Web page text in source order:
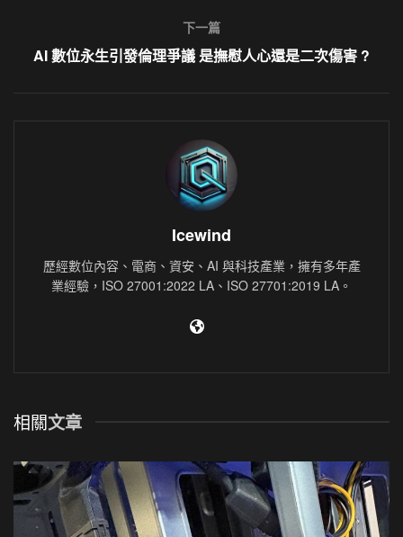
下一篇
AI 數位永生引發倫理爭議 是撫慰人心還是二次傷害 ?
Icewind
歷經數位內容、電商、資安、AI 與科技產業，擁有多年產
業經驗，ISO 27001:2022 LA、ISO 27701:2019 LA。
相關文章